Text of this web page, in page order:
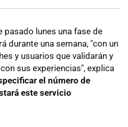
pasado lunes una fase de
durante una semana, "con un
y usuarios que validarán y
sus experiencias", explica
el número de
este servicio